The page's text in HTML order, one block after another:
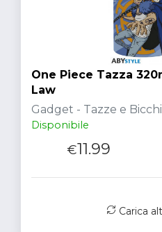
One Piece Tazza
Law
Gadget - Tazze e
Disponibile
€11.99
Carica